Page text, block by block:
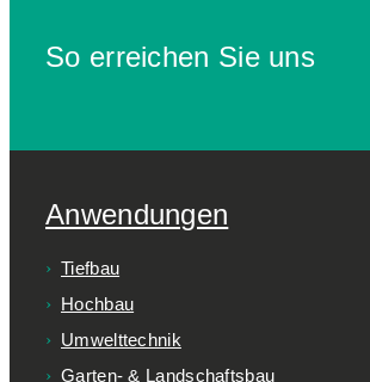
So erreichen Sie uns
Anwendungen
Tiefbau
Hochbau
Umwelttechnik
Garten- & Landschaftsbau